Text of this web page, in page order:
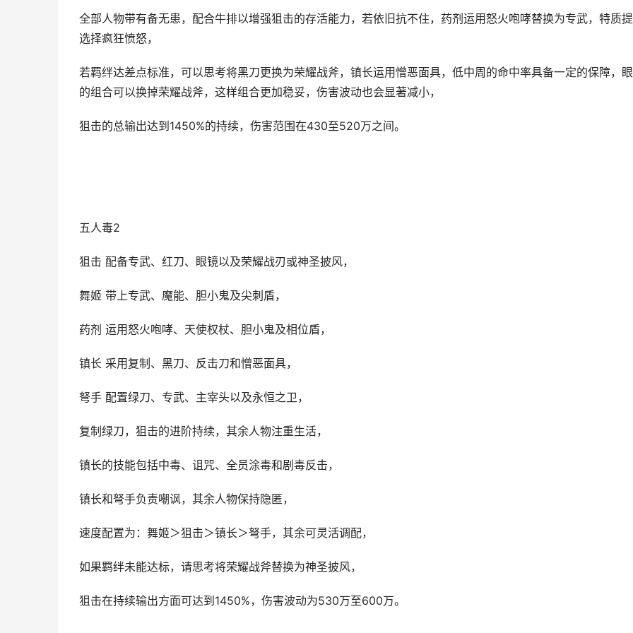
全部人物带有备无患，配合牛排以增强狙击的存活能力，若依旧抗不住，药剂运用怒火咆哮替换为专武，特质
选择疯狂愤怒，
若羁绊达差点标准，可以思考将黑刀更换为荣耀战斧，镇长运用憎恶面具，低中周的命中率具备一定的保障，
的组合可以换掉荣耀战斧，这样组合更加稳妥，伤害波动也会显著减小，
狙击的总输出达到1450%的持续，伤害范围在430至520万之间。
五人毒2
狙击 配备专武、红刀、眼镜以及荣耀战刃或神圣披风，
舞姬 带上专武、魔能、胆小鬼及尖刺盾，
药剂 运用怒火咆哮、天使权杖、胆小鬼及相位盾，
镇长 采用复制、黑刀、反击刀和憎恶面具，
弩手 配置绿刀、专武、主宰头以及永恒之卫，
复制绿刀，狙击的进阶持续，其余人物注重生活，
镇长的技能包括中毒、诅咒、全员涂毒和剧毒反击，
镇长和弩手负责嘲讽，其余人物保持隐匿，
速度配置为：舞姬＞狙击＞镇长＞弩手，其余可灵活调配，
如果羁绊未能达标，请思考将荣耀战斧替换为神圣披风，
狙击在持续输出方面可达到1450%，伤害波动为530万至600万。